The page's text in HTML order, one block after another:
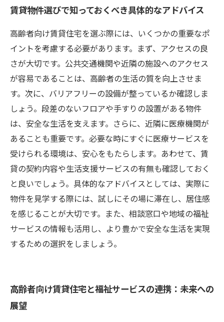
賃貸物件選びで知っておくべき具体的なアドバイス
高齢者向け賃貸住宅を選ぶ際には、いくつかの重要なポ
イントを考慮する必要があります。まず、アクセスの良
さが大切です。公共交通機関や近隣の施設へのアクセス
が容易であることは、高齢者の生活の質を向上させま
す。次に、バリアフリーの設備が整っているか確認しま
しょう。段差のないフロアや手すりの設置がある物件
は、安全な生活を支えます。さらに、近隣に医療機関が
あることも重要です。必要な時にすぐに医療サービスを
受けられる環境は、安心をもたらします。あわせて、賃
貸の契約内容や生活支援サービスの有無も確認しておく
と良いでしょう。具体的なアドバイスとしては、実際に
物件を見学する際には、試しにその場に滞在し、居住感
を感じることが大切です。また、相談窓口や地域の福祉
サービスの情報も活用し、より豊かで安全な生活を実現
するための選択をしましょう。
高齢者向け賃貸住宅と福祉サービスの連携：未来への
展望